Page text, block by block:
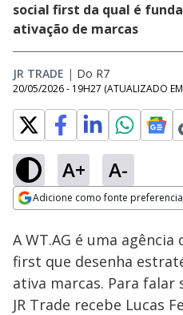
social first da qual é
ativação de marcas
JR TRADE | Do R7
20/05/2026 - 19H27 (ATUALIZADO EM
A+ A-
Adicione como fonte
Ativar
Loaded:
6.11%
A WT.AG é uma agência
first que desenha
ativa marcas. Para falar
JR Trade recebe Lucas